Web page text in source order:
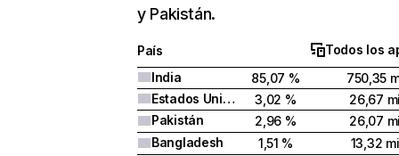
y Pakistán.
País
Todos los
India
85,07 %
750,35
Estados Unidos
3,02 %
26,67
Pakistán
2,96 %
26,07
Bangladesh
1,51 %
13,32